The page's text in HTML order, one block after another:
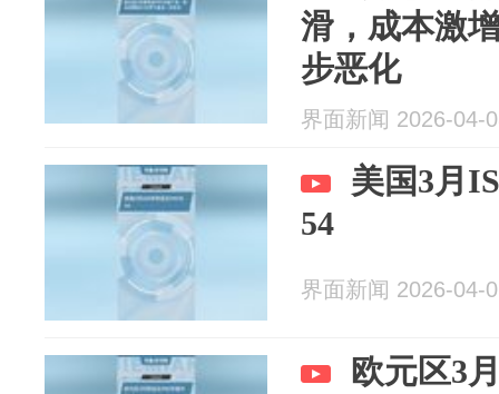
滑，成本激
步恶化
界面新闻 2026-04-
美国3月
54
界面新闻 2026-04-
欧元区3